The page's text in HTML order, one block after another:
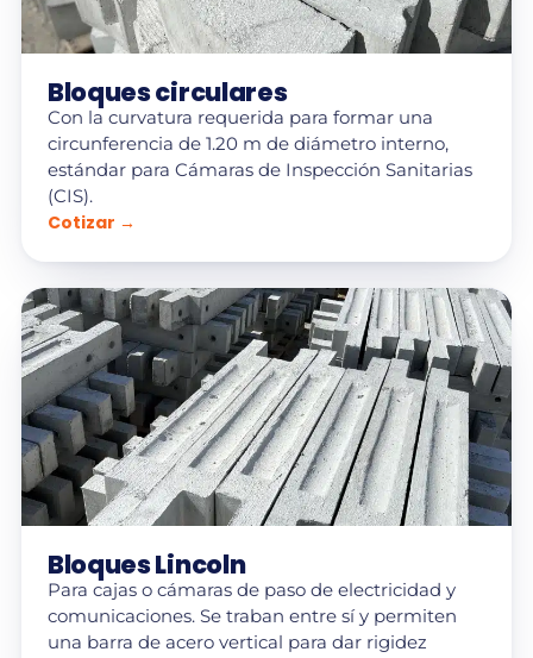
Bloques circulares
Con la curvatura requerida para formar una
circunferencia de 1.20 m de diámetro interno,
estándar para Cámaras de Inspección Sanitarias
(CIS).
Cotizar →
Bloques Lincoln
Para cajas o cámaras de paso de electricidad y
comunicaciones. Se traban entre sí y permiten
una barra de acero vertical para dar rigidez